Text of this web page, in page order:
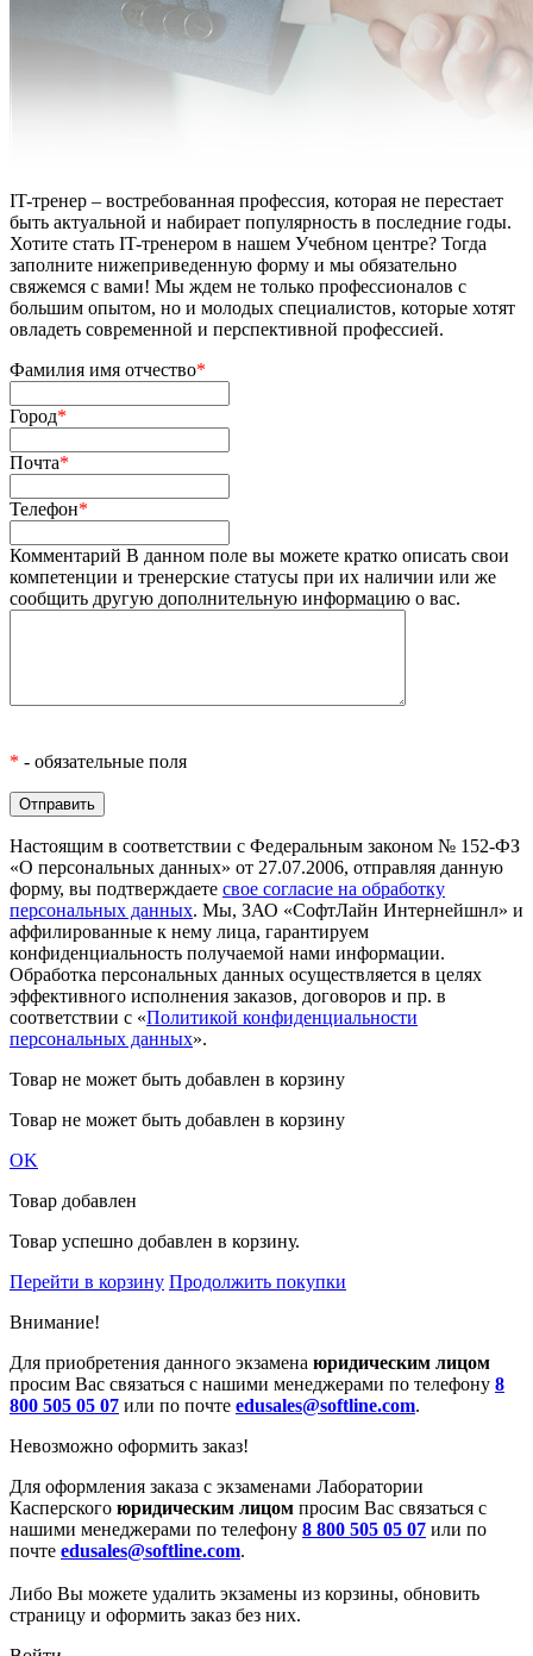
IT-тренер – востребованная профессия, которая не перестает
быть актуальной и набирает популярность в последние годы.
Хотите стать IT-тренером в нашем Учебном центре? Тогда
заполните нижеприведенную форму и мы обязательно
свяжемся с вами! Мы ждем не только профессионалов с
большим опытом, но и молодых специалистов, которые хотят
овладеть современной и перспективной профессией.
Фамилия имя отчество*
Город*
Почта*
Телефон*
Комментарий В данном поле вы можете кратко описать свои
компетенции и тренерские статусы при их наличии или же
сообщить другую дополнительную информацию о вас.
* - обязательные поля
Настоящим в соответствии с Федеральным законом № 152-ФЗ
«О персональных данных» от 27.07.2006, отправляя данную
форму, вы подтверждаете свое согласие на обработку
персональных данных. Мы, ЗАО «СофтЛайн Интернейшнл» и
аффилированные к нему лица, гарантируем
конфиденциальность получаемой нами информации.
Обработка персональных данных осуществляется в целях
эффективного исполнения заказов, договоров и пр. в
соответствии с «Политикой конфиденциальности
персональных данных».
Товар не может быть добавлен в корзину
Товар не может быть добавлен в корзину
OK
Товар добавлен
Товар успешно добавлен в корзину.
Перейти в корзину Продолжить покупки
Внимание!
Для приобретения данного экзамена юридическим лицом
просим Вас связаться с нашими менеджерами по телефону 8
800 505 05 07 или по почте edusales@softline.com.
Невозможно оформить заказ!
Для оформления заказа с экзаменами Лаборатории
Касперского юридическим лицом просим Вас связаться с
нашими менеджерами по телефону 8 800 505 05 07 или по
почте edusales@softline.com.
Либо Вы можете удалить экзамены из корзины, обновить
страницу и оформить заказ без них.